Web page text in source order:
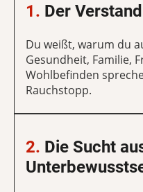
1. Der
Du weißt, warum du
Gesundheit, Familie,
Wohlbefinden
Rauchstopp.
2. Die Sucht